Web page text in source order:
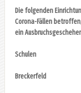
Die folgenden
Corona-Fällen
ein
Schulen
Breckerfeld